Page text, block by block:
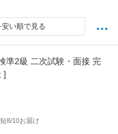
安い順で見る
準2級 二次試験・面接 完
]
8/10お届け